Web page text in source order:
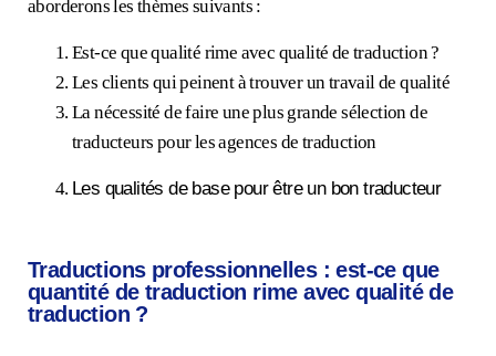
aborderons les thèmes suivants :
Est-ce que qualité rime avec qualité de traduction ?
Les clients qui peinent à trouver un travail de qualité
La nécessité de faire une plus grande sélection de
traducteurs pour les agences de traduction
Les qualités de base pour être un bon traducteur
Traductions professionnelles : est-ce que
quantité de traduction rime avec qualité de
traduction ?